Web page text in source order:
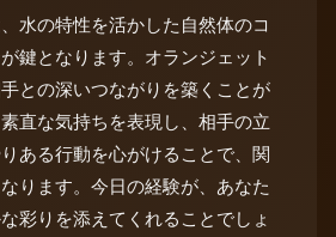
水の特性を活かした自然体のコ
鍵となります。オランジェット
との深いつながりを築くことが
直な気持ちを表現し、相手の立
ある行動を心がけることで、関
ります。今日の経験が、あなた
彩りを添えてくれることでしょ